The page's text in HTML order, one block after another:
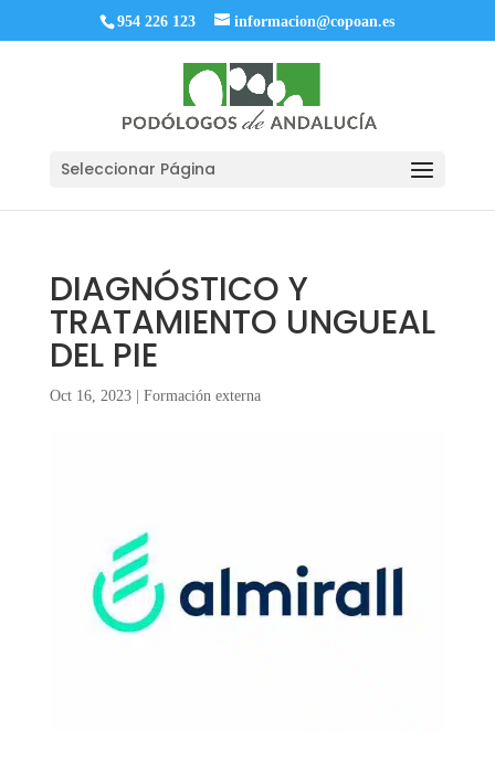
954 226 123 informacion@copoan.es
Seleccionar Página
DIAGNÓSTICO Y
TRATAMIENTO UNGUEAL
DEL PIE
Oct 16, 2023| Formación externa